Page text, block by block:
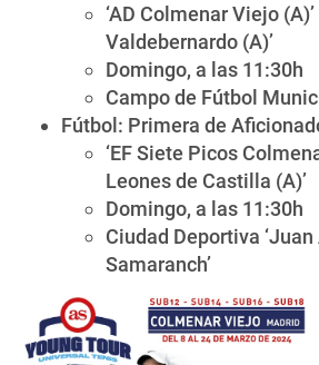
‘AD Colmenar Viejo
Valdebernardo (A)’
Domingo, a las 11:30h
Campo de Fútbol
Fútbol: Primera de
‘EF Siete Picos
Leones de Castilla (A)’
Domingo, a las 11:30h
Ciudad Deportiva
Samaranch’